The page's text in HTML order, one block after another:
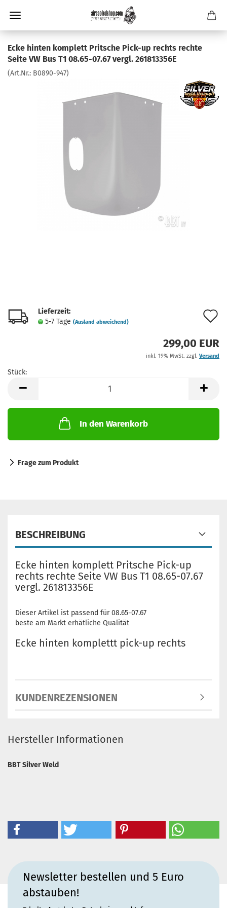
Ecke hinten komplett Pritsche Pick-up rechts rechte
Seite VW Bus T1 08.65-07.67 vergl. 261813356E
(Art.Nr.: B0890-947)
Lieferzeit:
5-7 Tage (Ausland abweichend)
299,00 EUR
inkl. 19% MwSt. zzgl. Versand
Stück:
In den Warenkorb
Frage zum Produkt
BESCHREIBUNG
Ecke hinten komplett Pritsche Pick-up
rechts rechte Seite VW Bus T1 08.65-07.67
vergl. 261813356E
Dieser Artikel ist passend für 08.65-07.67
beste am Markt erhätliche Qualität
Ecke hinten komplettt pick-up rechts
KUNDENREZENSIONEN
Hersteller Informationen
BBT Silver Weld
Newsletter bestellen und 5 Euro
abstauben!